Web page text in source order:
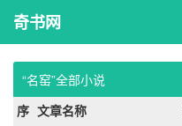
奇书网
“名窑”全部小说
序 文章名称